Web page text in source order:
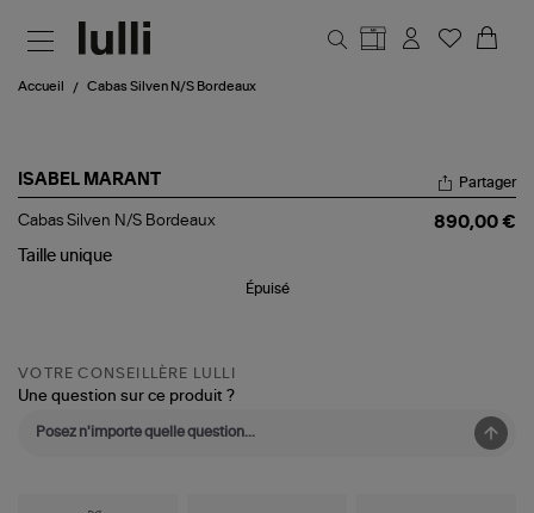
Accueil Cabas Silven N/S Bordeaux
ISABEL MARANT
Cabas
N/S
Partager
Cabas Silven N/S Bordeaux
890,00 €
Taille unique
Épuisé
VOTRE CONSEILLÈRE LULLI
Une question sur ce produit ?